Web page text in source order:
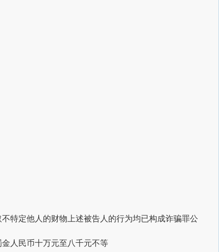
特定他人的财物 上述被告人的行为均已构成诈骗罪公
金人民币十万元至八千元不等